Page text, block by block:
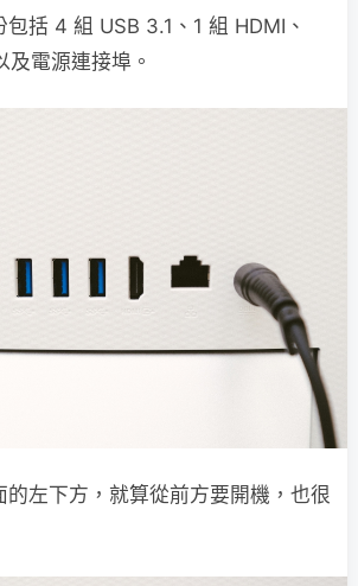
括 4 組 USB 3.1、1 組 HDMI、
及電源連接埠。
的左下方，就算從前方要開機，也很